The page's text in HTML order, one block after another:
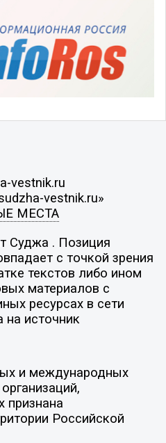
vestnik.ru
vestnik.ru»
МЕСТА
Суджа . Позиция
с точкой зрения
текстов либо ином
материалов с
ресурсах в сети
на источник
и международных
признана
Российской